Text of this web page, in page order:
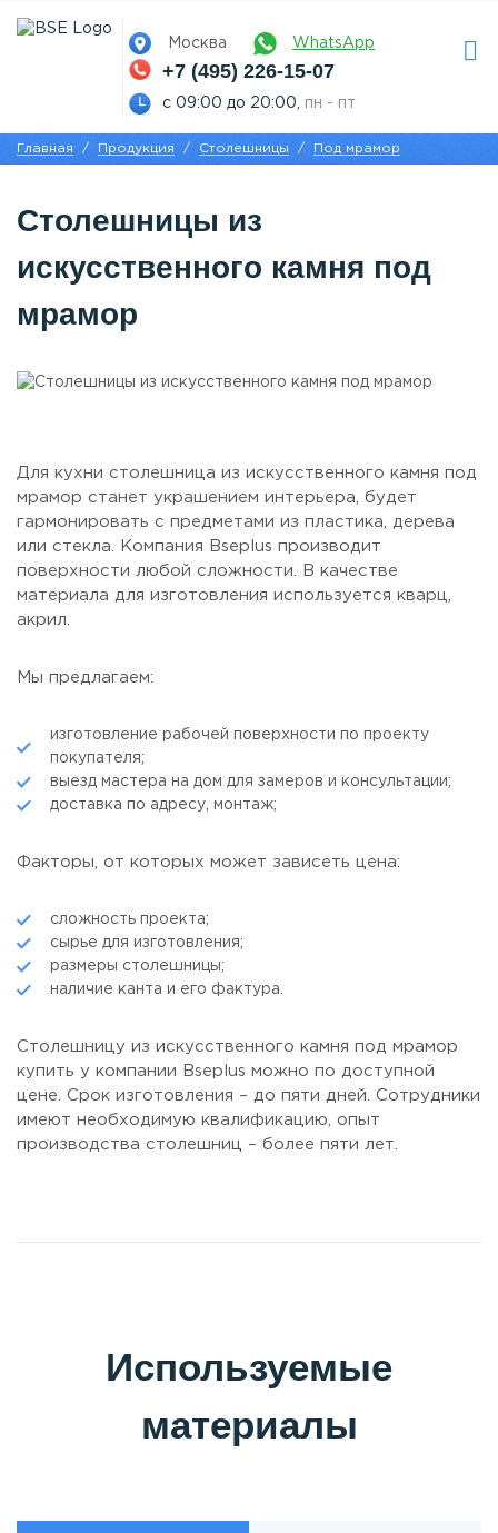
Москва WhatsApp
+7 (495) 226-15-07
с 09:00 до 20:00, пн - пт
Главная Продукция Столешницы Под мрамор
Столешницы из
искусственного камня под
мрамор
Для кухни столешница из искусственного камня под
мрамор станет украшением интерьера, будет
гармонировать с предметами из пластика, дерева
или стекла. Компания Bseplus производит
поверхности любой сложности. В качестве
материала для изготовления используется кварц,
акрил.
Мы предлагаем:
изготовление рабочей поверхности по проекту
покупателя;
выезд мастера на дом для замеров и консультации;
доставка по адресу, монтаж;
Факторы, от которых может зависеть цена:
сложность проекта;
сырье для изготовления;
размеры столешницы;
наличие канта и его фактура.
Столешницу из искусственного камня под мрамор
купить у компании Bseplus можно по доступной
цене. Срок изготовления – до пяти дней. Сотрудники
имеют необходимую квалификацию, опыт
производства столешниц – более пяти лет.
Используемые
материалы